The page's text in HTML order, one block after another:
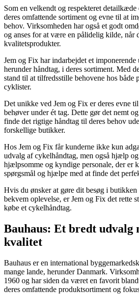
Som en velkendt og respekteret
deres omfattende sortiment og evne til at
behov. Virksomheden har også et godt
og anses for at være en pålidelig kilde, når
kvalitetsprodukter.
Jem og Fix har indarbejdet et
herunder håndtag, i deres sortiment. Med
stand til at tilfredsstille behovene hos både
cyklister.
Det unikke ved Jem og Fix er deres evne
behøver under ét tag. Dette gør det nemt
finde det rigtige håndtag til deres behov
forskellige butikker.
Hos Jem og Fix får kunderne ikke kun
udvalg af cykelhåndtag, men også hjælp
hjælpsomme og kyndige personale, der er
spørgsmål og hjælpe med at finde det
Hvis du ønsker at gøre dit besøg i
bekvem oplevelse, er Jem og Fix det rette
købe et cykelhåndtag.
Bauhaus: Et bredt udvalg
kvalitet
Bauhaus er en international
mange lande, herunder Danmark.
1960 og har siden da været en favorit
deres omfattende produktsortiment og